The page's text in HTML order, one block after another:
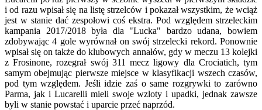
i od razu wpisał się na listę strzelców i pokazał wszystkim, że wciąż
jest w stanie dać zespołowi coś ekstra. Pod względem strzeleckim
kampania 2017/2018 była dla "Lucka" bardzo udana, bowiem
zdobywając 4 gole wyrównał on swój strzelecki rekord. Ponownie
wpisał się on także do klubowych annałów, gdy w meczu 13 kolejki
z Frosinone, rozegrał swój 311 mecz ligowy dla Crociatich, tym
samym obejmując pierwsze miejsce w klasyfikacji wszech czasów,
pod tym względem. Jeśli idzie zaś o same rozgrywki to zarówno
Parma, jak i Lucarelli mieli swoje wzloty i upadki, jednak zawsze
byli w stanie powstać i uparcie przeć naprzód.